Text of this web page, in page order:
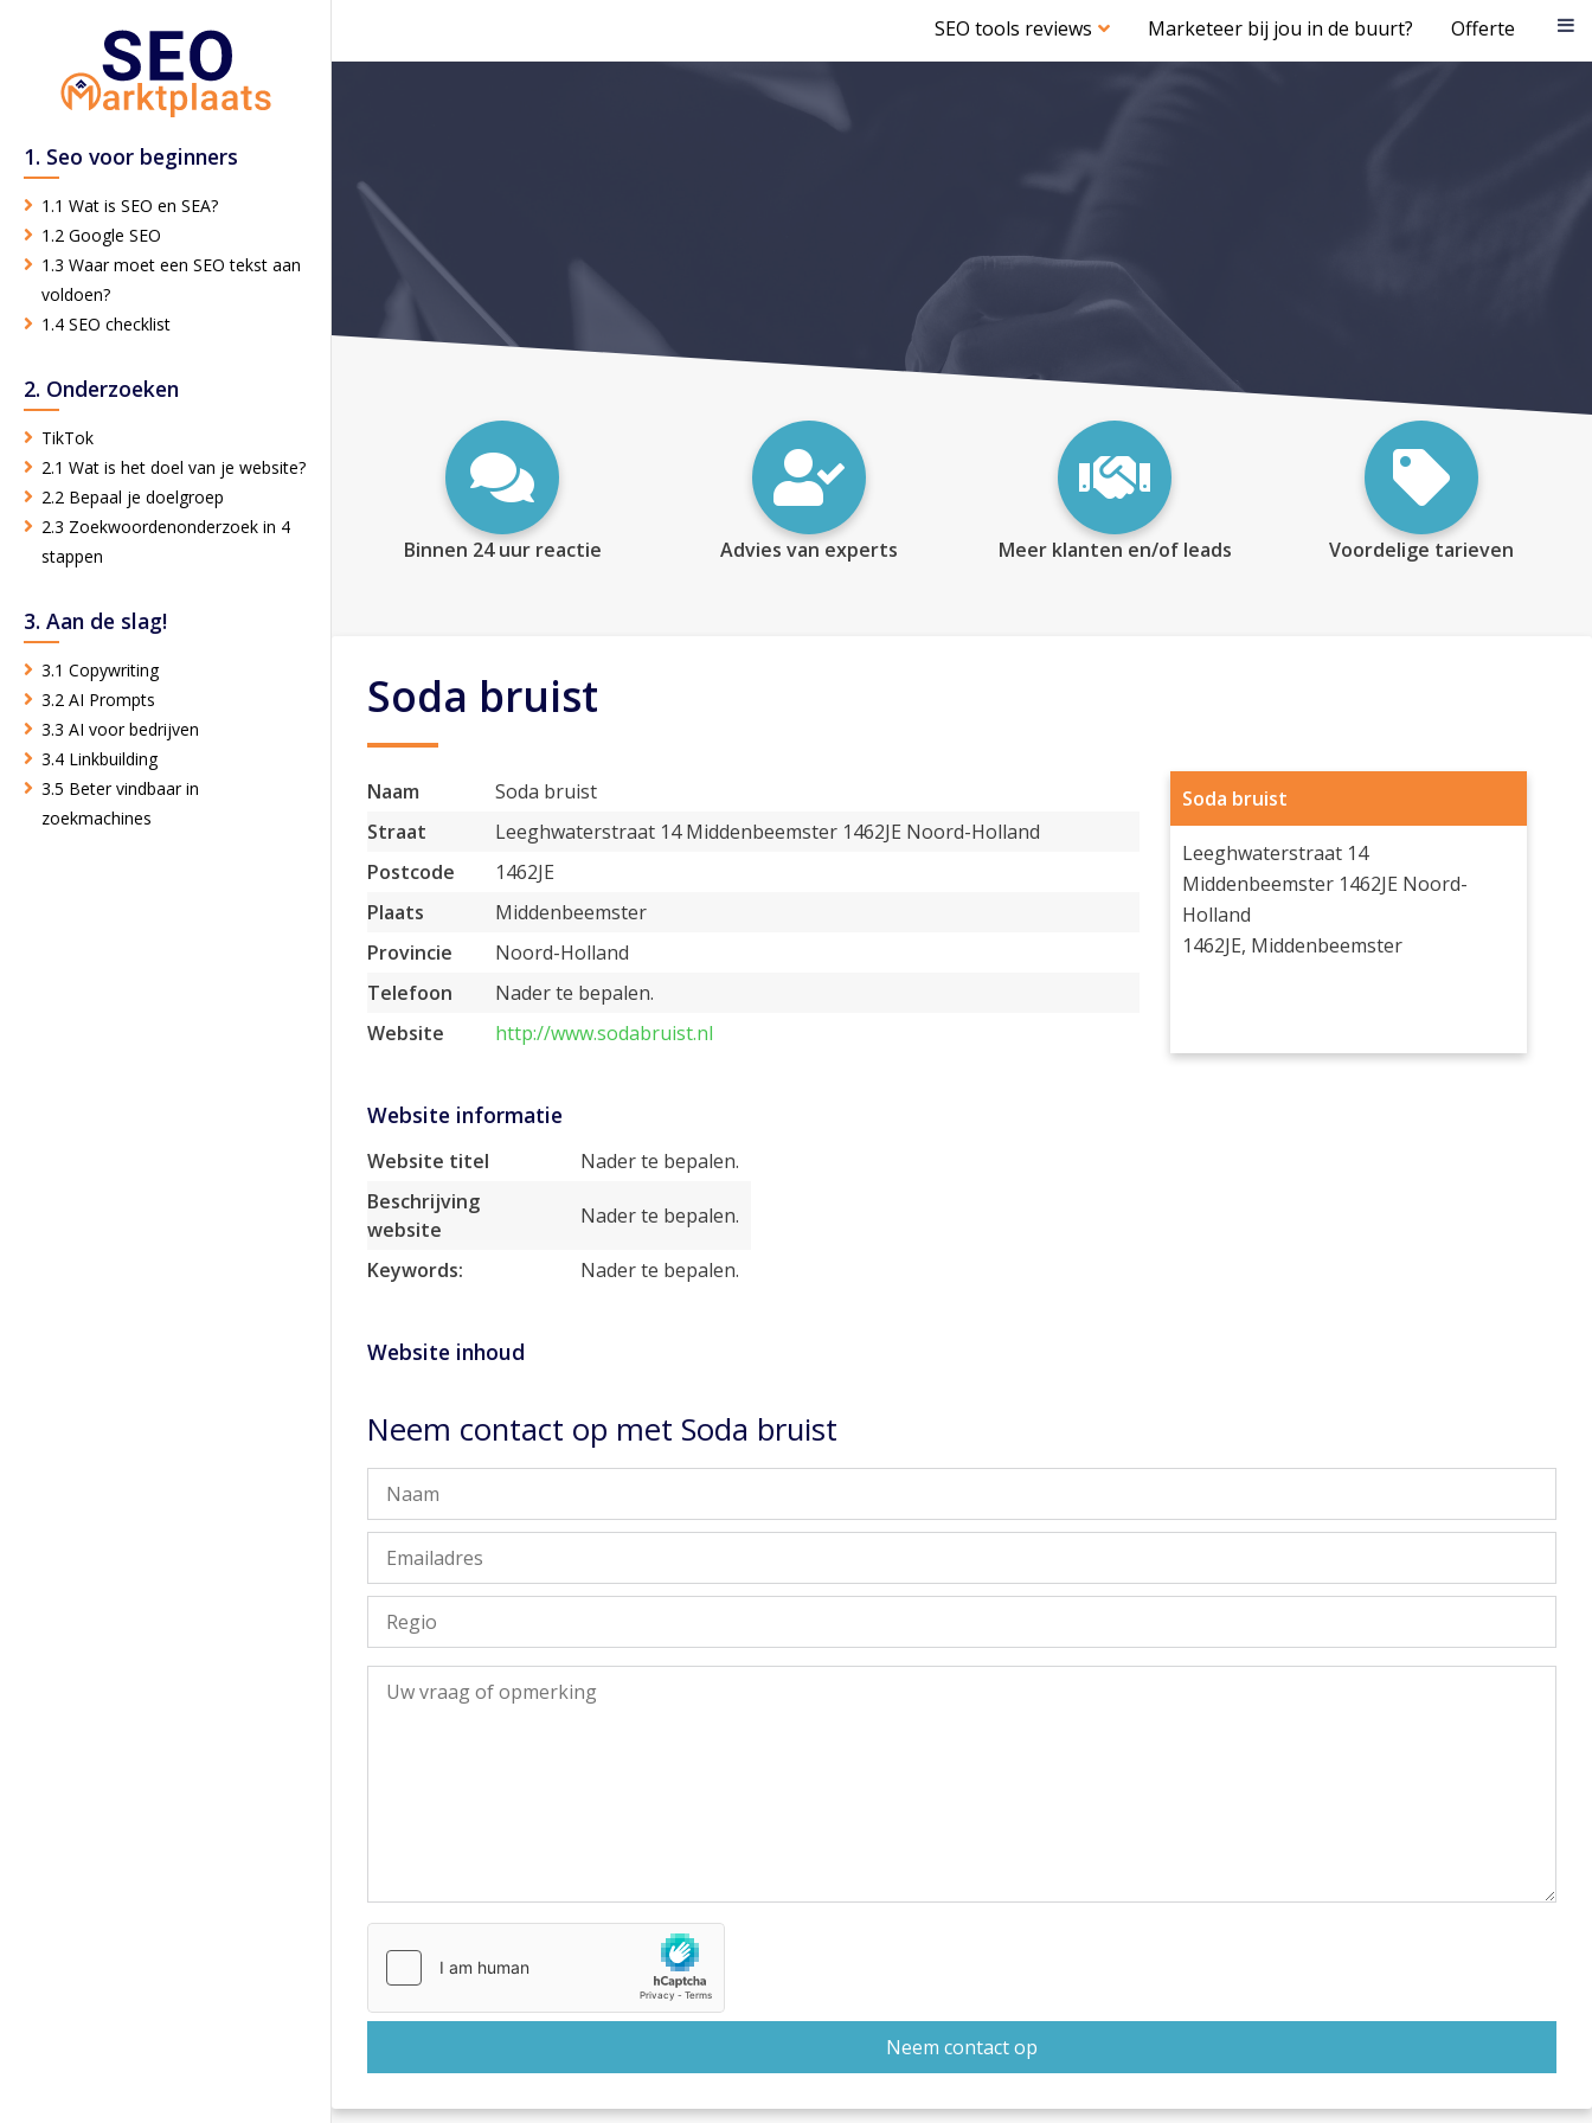
SEO tools reviews Marketeer bij jou in de buurt? Offerte
1. Seo voor beginners
1.1 Wat is SEO en SEA?
1.2 Google SEO
1.3 Waar moet een SEO tekst aan
voldoen?
1.4 SEO checklist
2. Onderzoeken
TikTok
2.1 Wat is het doel van je website?
2.2 Bepaal je doelgroep
2.3 Zoekwoordenonderzoek in 4
stappen
3. Aan de slag!
3.1 Copywriting
3.2 AI Prompts
3.3 AI voor bedrijven
3.4 Linkbuilding
3.5 Beter vindbaar in
zoekmachines
Binnen 24 uur reactie Advies van experts Meer klanten en/of leads Voordelige tarieven
Soda bruist
Naam
Soda bruist
Straat
Leeghwaterstraat 14 Middenbeemster 1462JE Noord-Holland
Postcode
1462JE
Plaats
Middenbeemster
Provincie
Noord-Holland
Telefoon
Nader te bepalen.
Website
http://www.sodabruist.nl
Soda bruist
Leeghwaterstraat 14
Middenbeemster 1462JE Noord-
Holland
1462JE, Middenbeemster
Website informatie
Website titel
Nader te bepalen.
Beschrijving
website
Nader te bepalen.
Keywords: Nader te bepalen.
Website inhoud
Neem contact op met Soda bruist